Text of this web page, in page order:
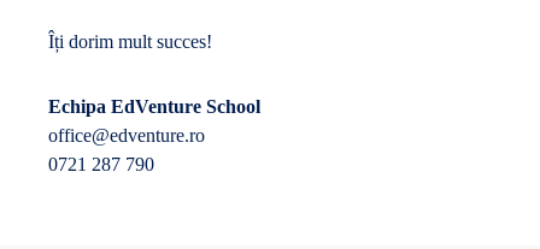
Îți dorim mult succes!
Echipa EdVenture School
office@edventure.ro
0721 287 790